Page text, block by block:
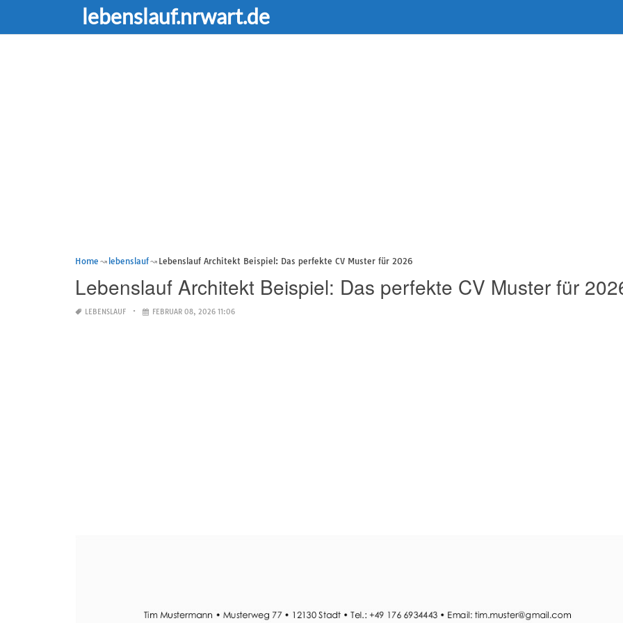
lebenslauf.nrwart.de
Home lebenslauf Lebenslauf Architekt Beispiel: Das perfekte CV Muster für 2026
Lebenslauf Architekt Beispiel: Das perfekte CV Muster für
LEBENSLAUF FEBRUAR 08, 2026 11:06